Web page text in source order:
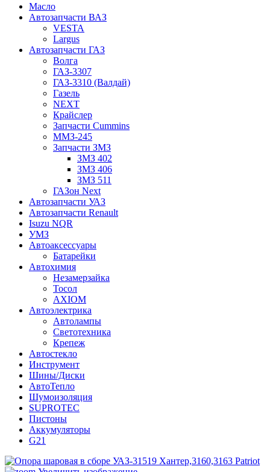
Масло
Автозапчасти ВАЗ
VESTA
Largus
Автозапчасти ГАЗ
Волга
ГАЗ-3307
ГАЗ-3310 (Валдай)
Газель
NEXT
Крайслер
Запчасти Cummins
ММЗ-245
Запчасти ЗМЗ
ЗМЗ 402
ЗМЗ 406
ЗМЗ 511
ГАЗон Next
Автозапчасти УАЗ
Автозапчасти Renault
Isuzu NQR
УМЗ
Автоаксессуары
Батарейки
Автохимия
Незамерзайка
Тосол
AXIOM
Автоэлектрика
Автолампы
Светотехника
Крепеж
Автостекло
Инструмент
Шины/Диски
АвтоТепло
Шумоизоляция
SUPROTEC
Пистоны
Аккумуляторы
G21